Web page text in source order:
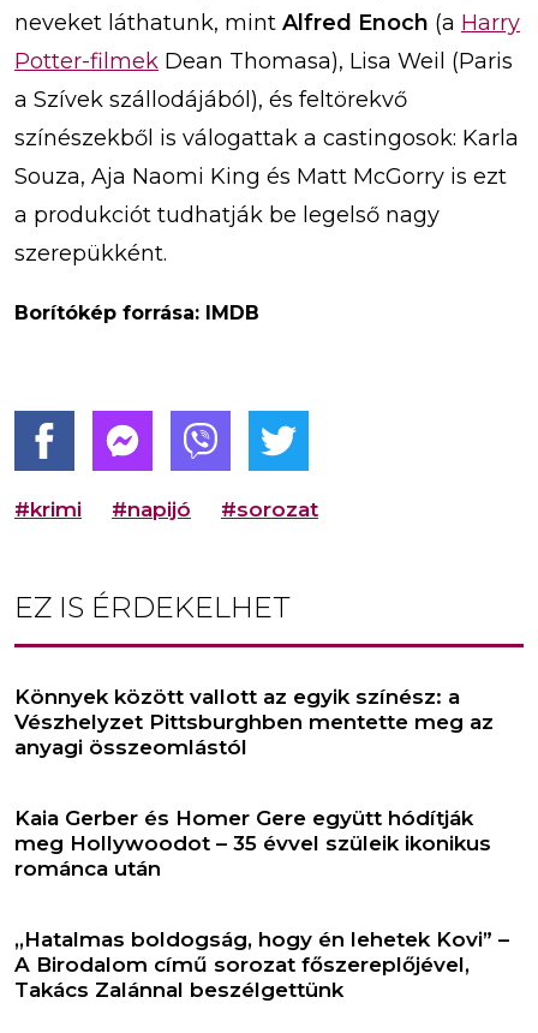
neveket láthatunk, mint Alfred Enoch (a Harry
Potter-filmek Dean Thomasa), Lisa Weil (Paris
a Szívek szállodájából), és feltörekvő
színészekből is válogattak a castingosok: Karla
Souza, Aja Naomi King és Matt McGorry is ezt
a produkciót tudhatják be legelső nagy
szerepükként.
Borítókép forrása: IMDB
#krimi #napijó #sorozat
EZ IS ÉRDEKELHET
Könnyek között vallott az egyik színész: a
Vészhelyzet Pittsburghben mentette meg az
anyagi összeomlástól
Kaia Gerber és Homer Gere együtt hódítják
meg Hollywoodot – 35 évvel szüleik ikonikus
románca után
,,Hatalmas boldogság, hogy én lehetek Kovi” –
A Birodalom című sorozat főszereplőjével,
Takács Zalánnal beszélgettünk